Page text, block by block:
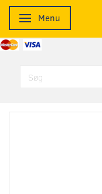
Skifte navigation
Menu